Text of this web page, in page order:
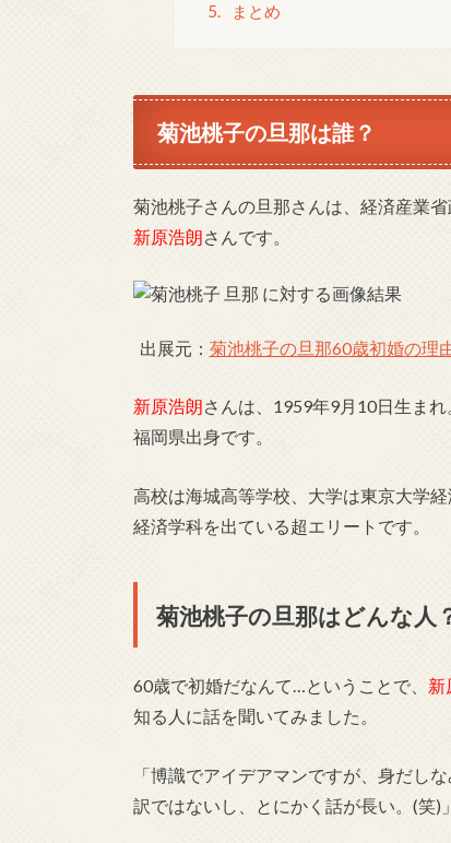
5. まとめ
菊池桃子の旦那は誰？
菊池桃子さんの旦那さんは、経済産業
新原浩朗さんです。
出展元： 菊池桃子の旦那60歳初婚の理
新原浩朗さんは、1959年9月10日生まれ
福岡県出身です。
高校は海城高等学校、大学は東京大学
経済学科を出ている超エリートです。
菊池桃子の旦那はどんな人
60歳で初婚だなんて…ということで、 新
知る人に話を聞いてみました。
「博識でアイデアマンですが、身だし
訳ではないし、とにかく話が長い。(笑)」